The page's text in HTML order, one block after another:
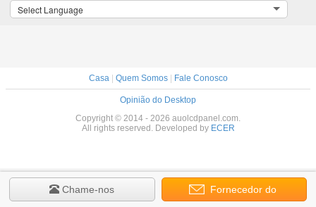
LTD121EXFA LCD TFT LCD Display TOS New And Original Integrated Circuits
Chame-nos Fornecedor do
Select Language
Casa| Quem Somos| Fale Conosco
Opinião do Desktop
Copyright © 2014 - 2026 auolcdpanel.com.
All rights reserved. Developed by ECER